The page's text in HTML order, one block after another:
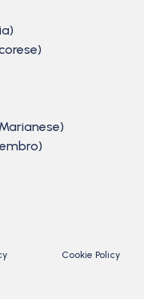
Cookie Policy